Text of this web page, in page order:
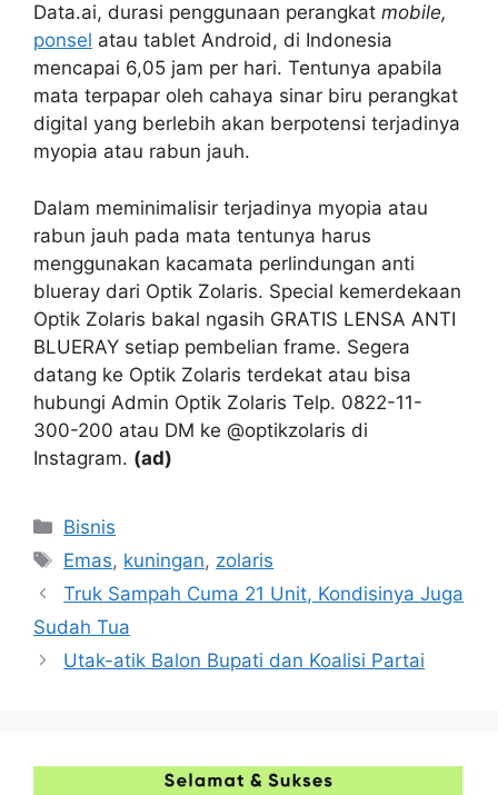
Data.ai, durasi penggunaan perangkat mobile,
ponsel atau tablet Android, di Indonesia
mencapai 6,05 jam per hari. Tentunya apabila
mata terpapar oleh cahaya sinar biru perangkat
digital yang berlebih akan berpotensi terjadinya
myopia atau rabun jauh.
Dalam meminimalisir terjadinya myopia atau
rabun jauh pada mata tentunya harus
menggunakan kacamata perlindungan anti
blueray dari Optik Zolaris. Special kemerdekaan
Optik Zolaris bakal ngasih GRATIS LENSA ANTI
BLUERAY setiap pembelian frame. Segera
datang ke Optik Zolaris terdekat atau bisa
hubungi Admin Optik Zolaris Telp. 0822-11-
300-200 atau DM ke @optikzolaris di
Instagram. (ad)
Kategori
Bisnis
Tag
Emas, kuningan, zolaris
Truk Sampah Cuma 21 Unit, Kondisinya Juga
Sudah Tua
Utak-atik Balon Bupati dan Koalisi Partai